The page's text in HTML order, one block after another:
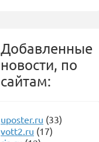
Добавленные
новости, по
сайтам:
uposter.ru (33)
vott2.ru (17)